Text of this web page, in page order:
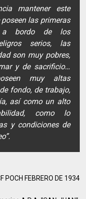
mantener este
las primeras
a bordo de los
serios, las
son muy pobres,
y de sacrificio…
muy altas
fondo, de trabajo,
así como un alto
como lo
y condiciones de
POCH FEBRERO DE 1934